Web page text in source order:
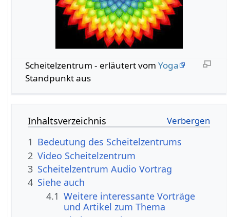
Scheitelzentrum - erläutert vom Yoga
Standpunkt aus
Inhaltsverzeichnis
1 Bedeutung des Scheitelzentrums
2 Video Scheitelzentrum
3 Scheitelzentrum Audio Vortrag
4 Siehe auch
4.1 Weitere interessante Vorträge
und Artikel zum Thema